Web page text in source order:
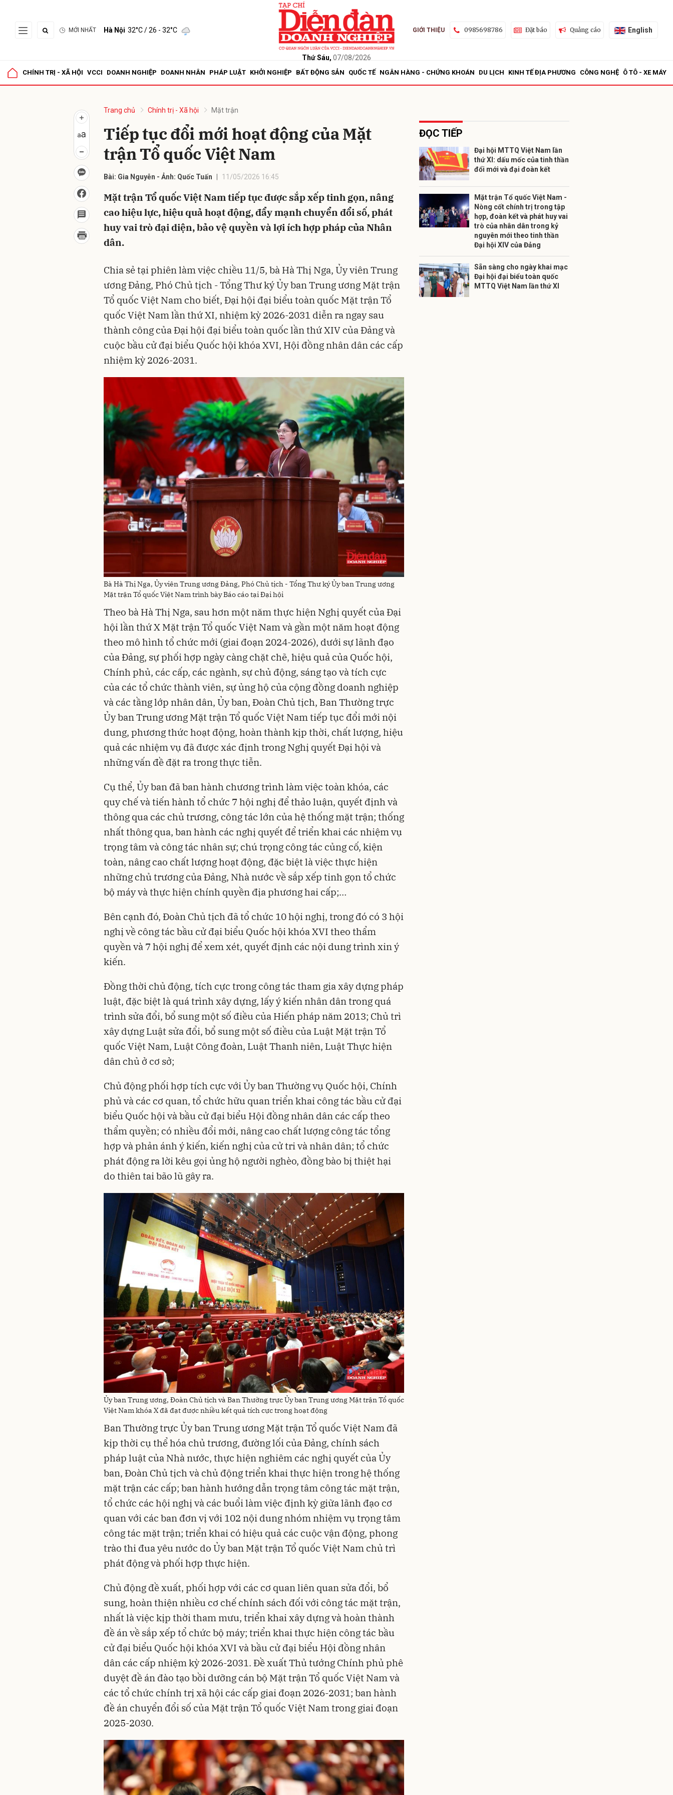
MỚI NHẤT Hà Nội 32°C/ 26 - 32°C
Thứ Sáu, 07/08/2026
GIỚI THIỆU 0985698786 Đặt báo Quảng cáo English
CHÍNH TRỊ - XÃ HỘI VCCI DOANH NGHIỆP DOANH NHÂN PHÁP LUẬT KHỞI NGHIỆP BẤT ĐỘNG SẢN QUỐC TẾ NGÂN HÀNG - CHỨNG KHOÁN DU LỊCH KINH TẾ ĐỊA PHƯƠNG CÔNG NGHỆ Ô TÔ - XE MÁY
Trang chủ Chính trị - Xã hội Mặt trận
Tiếp tục đổi mới hoạt động của Mặt
trận Tổ quốc Việt Nam
Bài: Gia Nguyễn - Ảnh: Quốc Tuấn 11/05/2026 16:45
Mặt trận Tổ quốc Việt Nam tiếp tục được sắp xếp tinh gọn, nâng
cao hiệu lực, hiệu quả hoạt động, đẩy mạnh chuyển đổi số, phát
huy vai trò đại diện, bảo vệ quyền và lợi ích hợp pháp của Nhân
dân.
Chia sẻ tại phiên làm việc chiều 11/5, bà Hà Thị Nga, Ủy viên Trung
ương Đảng, Phó Chủ tịch - Tổng Thư ký Ủy ban Trung ương Mặt trận
Tổ quốc Việt Nam cho biết, Đại hội đại biểu toàn quốc Mặt trận Tổ
quốc Việt Nam lần thứ XI, nhiệm kỳ 2026-2031 diễn ra ngay sau
thành công của Đại hội đại biểu toàn quốc lần thứ XIV của Đảng và
cuộc bầu cử đại biểu Quốc hội khóa XVI, Hội đồng nhân dân các cấp
nhiệm kỳ 2026-2031.
Bà Hà Thị Nga, Ủy viên Trung ương Đảng, Phó Chủ tịch - Tổng Thư ký Ủy ban Trung ương
Mặt trận Tổ quốc Việt Nam trình bày Báo cáo tại Đại hội
Theo bà Hà Thị Nga, sau hơn một năm thực hiện Nghị quyết của Đại
hội lần thứ X Mặt trận Tổ quốc Việt Nam và gần một năm hoạt động
theo mô hình tổ chức mới (giai đoạn 2024-2026), dưới sự lãnh đạo
của Đảng, sự phối hợp ngày càng chặt chẽ, hiệu quả của Quốc hội,
Chính phủ, các cấp, các ngành, sự chủ động, sáng tạo và tích cực
của các tổ chức thành viên, sự ủng hộ của cộng đồng doanh nghiệp
và các tầng lớp nhân dân, Ủy ban, Đoàn Chủ tịch, Ban Thường trực
Ủy ban Trung ương Mặt trận Tổ quốc Việt Nam tiếp tục đổi mới nội
dung, phương thức hoạt động, hoàn thành kịp thời, chất lượng, hiệu
quả các nhiệm vụ đã được xác định trong Nghị quyết Đại hội và
những vấn đề đặt ra trong thực tiễn.
Cụ thể, Ủy ban đã ban hành chương trình làm việc toàn khóa, các
quy chế và tiến hành tổ chức 7 hội nghị để thảo luận, quyết định và
thông qua các chủ trương, công tác lớn của hệ thống mặt trận; thống
nhất thông qua, ban hành các nghị quyết để triển khai các nhiệm vụ
trọng tâm và công tác nhân sự; chú trọng công tác củng cố, kiện
toàn, nâng cao chất lượng hoạt động, đặc biệt là việc thực hiện
những chủ trương của Đảng, Nhà nước về sắp xếp tinh gọn tổ chức
bộ máy và thực hiện chính quyền địa phương hai cấp;…
Bên cạnh đó, Đoàn Chủ tịch đã tổ chức 10 hội nghị, trong đó có 3 hội
nghị về công tác bầu cử đại biểu Quốc hội khóa XVI theo thẩm
quyền và 7 hội nghị để xem xét, quyết định các nội dung trình xin ý
kiến.
Đồng thời chủ động, tích cực trong công tác tham gia xây dựng pháp
luật, đặc biệt là quá trình xây dựng, lấy ý kiến nhân dân trong quá
trình sửa đổi, bổ sung một số điều của Hiến pháp năm 2013; Chủ trì
xây dựng Luật sửa đổi, bổ sung một số điều của Luật Mặt trận Tổ
quốc Việt Nam, Luật Công đoàn, Luật Thanh niên, Luật Thực hiện
dân chủ ở cơ sở;
Chủ động phối hợp tích cực với Ủy ban Thường vụ Quốc hội, Chính
phủ và các cơ quan, tổ chức hữu quan triển khai công tác bầu cử đại
biểu Quốc hội và bầu cử đại biểu Hội đồng nhân dân các cấp theo
thẩm quyền; có nhiều đổi mới, nâng cao chất lượng công tác tổng
hợp và phản ánh ý kiến, kiến nghị của cử tri và nhân dân; tổ chức
phát động ra lời kêu gọi ủng hộ người nghèo, đồng bào bị thiệt hại
do thiên tai bão lũ gây ra.
Ủy ban Trung ương, Đoàn Chủ tịch và Ban Thường trực Ủy ban Trung ương Mặt trận Tổ quốc
Việt Nam khóa X đã đạt được nhiều kết quả tích cực trong hoạt động
Ban Thường trực Ủy ban Trung ương Mặt trận Tổ quốc Việt Nam đã
kịp thời cụ thể hóa chủ trương, đường lối của Đảng, chính sách
pháp luật của Nhà nước, thực hiện nghiêm các nghị quyết của Ủy
ban, Đoàn Chủ tịch và chủ động triển khai thực hiện trong hệ thống
mặt trận các cấp; ban hành hướng dẫn trọng tâm công tác mặt trận,
tổ chức các hội nghị và các buổi làm việc định kỳ giữa lãnh đạo cơ
quan với các ban đơn vị với 102 nội dung nhóm nhiệm vụ trọng tâm
công tác mặt trận; triển khai có hiệu quả các cuộc vận động, phong
trào thi đua yêu nước do Ủy ban Mặt trận Tổ quốc Việt Nam chủ trì
phát động và phối hợp thực hiện.
Chủ động đề xuất, phối hợp với các cơ quan liên quan sửa đổi, bổ
sung, hoàn thiện nhiều cơ chế chính sách đối với công tác mặt trận,
nhất là việc kịp thời tham mưu, triển khai xây dựng và hoàn thành
đề án về sắp xếp tổ chức bộ máy; triển khai thực hiện công tác bầu
cử đại biểu Quốc hội khóa XVI và bầu cử đại biểu Hội đồng nhân
dân các cấp nhiệm kỳ 2026-2031. Đề xuất Thủ tướng Chính phủ phê
duyệt đề án đào tạo bồi dưỡng cán bộ Mặt trận Tổ quốc Việt Nam và
các tổ chức chính trị xã hội các cấp giai đoạn 2026-2031; ban hành
đề án chuyển đổi số của Mặt trận Tổ quốc Việt Nam trong giai đoạn
2025-2030.
ĐỌC TIẾP
Đại hội MTTQ Việt Nam lần
thứ XI: dấu mốc của tinh thần
đổi mới và đại đoàn kết
Mặt trận Tổ quốc Việt Nam -
Nòng cốt chính trị trong tập
hợp, đoàn kết và phát huy vai
trò của nhân dân trong kỷ
nguyên mới theo tinh thần
Đại hội XIV của Đảng
Sẵn sàng cho ngày khai mạc
Đại hội đại biểu toàn quốc
MTTQ Việt Nam lần thứ XI
Gửi